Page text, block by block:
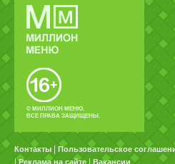
© МИЛЛИОН МЕНЮ.
ВСЕ ПРАВА ЗАЩИЩЕНЫ.
Контакты Пользовательское
|Реклама на сайте Вакансии